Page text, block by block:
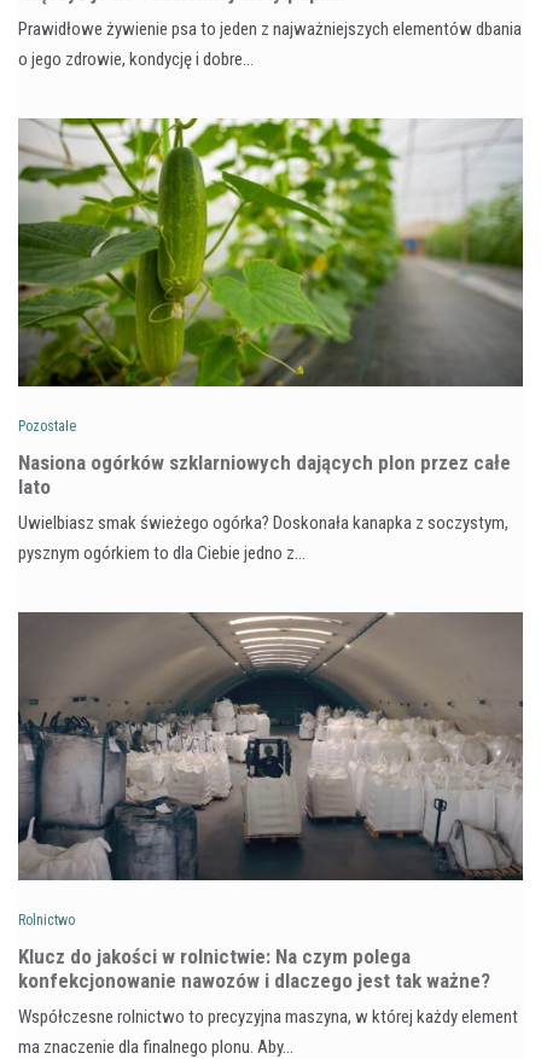
Prawidłowe żywienie psa to jeden z najważniejszych elementów dbania
o jego zdrowie, kondycję i dobre…
Pozostałe
Nasiona ogórków szklarniowych dających plon przez całe
lato
Uwielbiasz smak świeżego ogórka? Doskonała kanapka z soczystym,
pysznym ogórkiem to dla Ciebie jedno z…
Rolnictwo
Klucz do jakości w rolnictwie: Na czym polega
konfekcjonowanie nawozów i dlaczego jest tak ważne?
Współczesne rolnictwo to precyzyjna maszyna, w której każdy element
ma znaczenie dla finalnego plonu. Aby…